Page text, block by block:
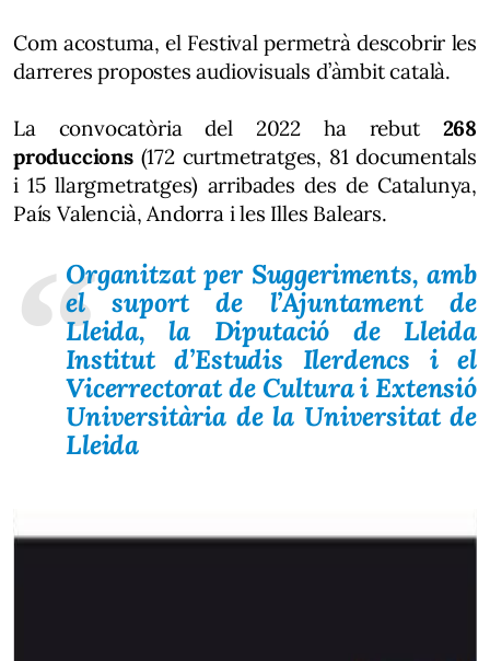
Com acostuma, el Festival permetrà descobrir les
darreres propostes audiovisuals d’àmbit català.
La convocatòria del 2022 ha rebut 268
produccions(172 curtmetratges, 81 documentals
i 15 llargmetratges) arribades des de Catalunya,
País Valencià, Andorra i les Illes Balears.
Organitzat per Suggeriments, amb
el suport de l’Ajuntament de
Lleida, la Diputació de Lleida
Institut d’Estudis Ilerdencs i el
Vicerrectorat de Cultura i Extensió
Universitària de la Universitat de
Lleida